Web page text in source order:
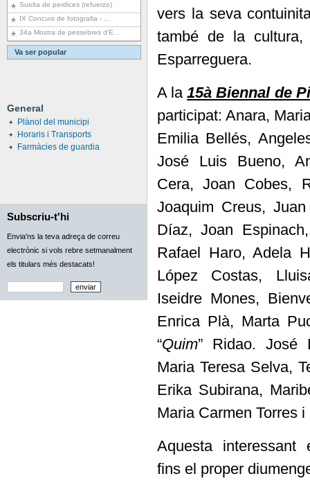
Suelta de perdices (refuerzo)
IX Concurs de fotografia - ...
34a Mostra de pessebres d'E...
Va ser popular
General
Plànol del municipi
Horaris i Transports
Farmàcies de guardia
Subscriu-t'hi
Envia'ns la teva adreça de correu
electrònic si vols rebre setmanalment
els titulars més destacats!
vers la seva
també de la
Esparreguera.
A la15à Biennal de
participat: Anara,
Emilia Bellés,
José Luis Bueno,
Cera, Joan Cobes,
Joaquim Creus,
Díaz, Joan
Rafael Haro, Adela
López Costas,
Iseidre Mones,
Enrica Plà, Marta
“Quim” Ridao. José
Maria Teresa Selva,
Erika Subirana,
Maria Carmen Torres
Aquesta interessant
fins el proper